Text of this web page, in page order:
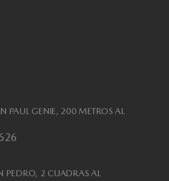
PAUL GENIE, 200 METROS AL
PEDRO, 2 CUADRAS AL